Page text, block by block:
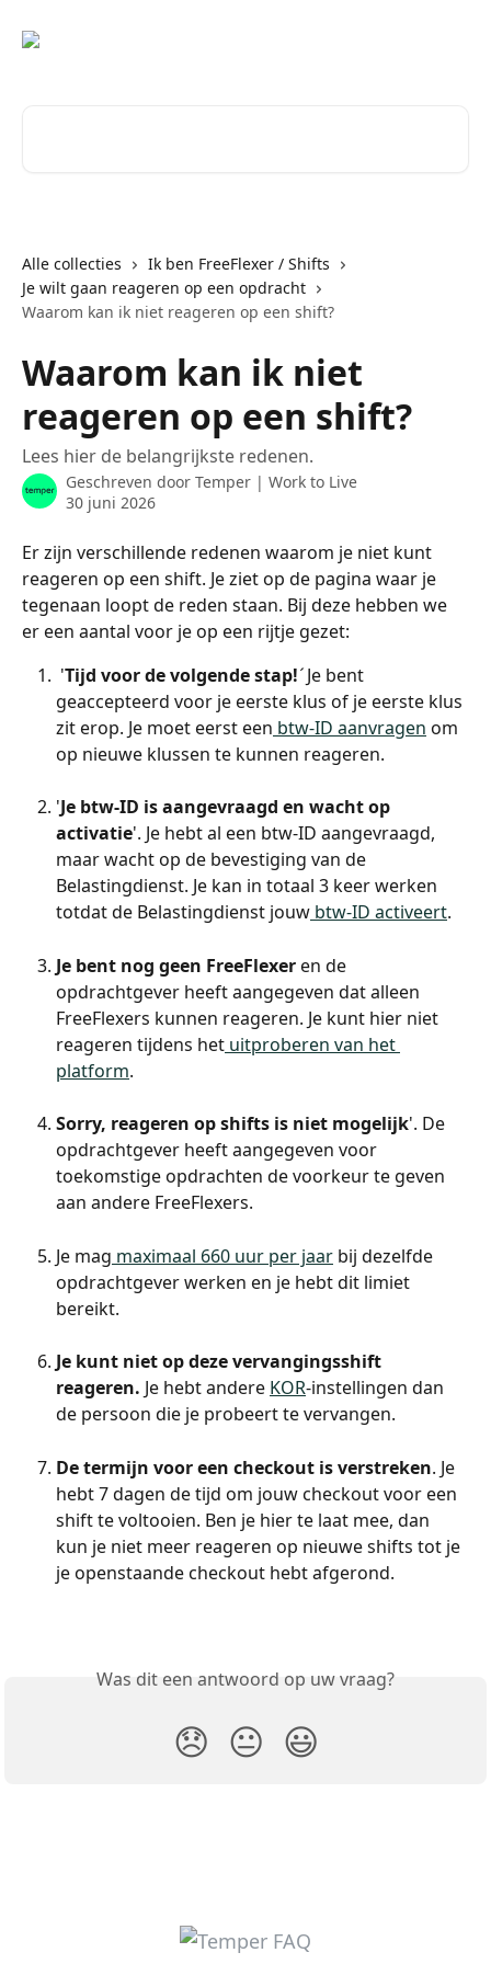
Alle collecties
Ik ben FreeFlexer / Shifts
Je wilt gaan reageren op een opdracht
Waarom kan ik niet reageren op een shift?
Waarom kan ik niet
reageren op een shift?
Lees hier de belangrijkste redenen.
Geschreven door Temper | Work to Live
30 juni 2026
Er zijn verschillende redenen waarom je niet kunt
reageren op een shift. Je ziet op de pagina waar je
tegenaan loopt de reden staan. Bij deze hebben we
er een aantal voor je op een rijtje gezet:
'Tijd voor de volgende stap!´ Je bent
geaccepteerd voor je eerste klus of je eerste klus
zit erop. Je moet eerst een btw-ID aanvragen om
op nieuwe klussen te kunnen reageren.
'Je btw-ID is aangevraagd en wacht op
activatie'. Je hebt al een btw-ID aangevraagd,
maar wacht op de bevestiging van de
Belastingdienst. Je kan in totaal 3 keer werken
totdat de Belastingdienst jouw btw-ID activeert.
Je bent nog geen FreeFlexer en de
opdrachtgever heeft aangegeven dat alleen
FreeFlexers kunnen reageren. Je kunt hier niet
reageren tijdens het uitproberen van het
platform.
Sorry, reageren op shifts is niet mogelijk'. De
opdrachtgever heeft aangegeven voor
toekomstige opdrachten de voorkeur te geven
aan andere FreeFlexers.
Je mag maximaal 660 uur per jaar bij dezelfde
opdrachtgever werken en je hebt dit limiet
bereikt.
Je kunt niet op deze vervangingsshift
reageren. Je hebt andere KOR-instellingen dan
de persoon die je probeert te vervangen.
De termijn voor een checkout is verstreken. Je
hebt 7 dagen de tijd om jouw checkout voor een
shift te voltooien. Ben je hier te laat mee, dan
kun je niet meer reageren op nieuwe shifts tot je
je openstaande checkout hebt afgerond.
Was dit een antwoord op uw vraag?
😞 😐 😃